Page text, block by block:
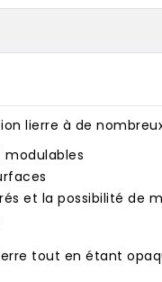
lierre à de
modulables
et la possibilité de
tout en étant